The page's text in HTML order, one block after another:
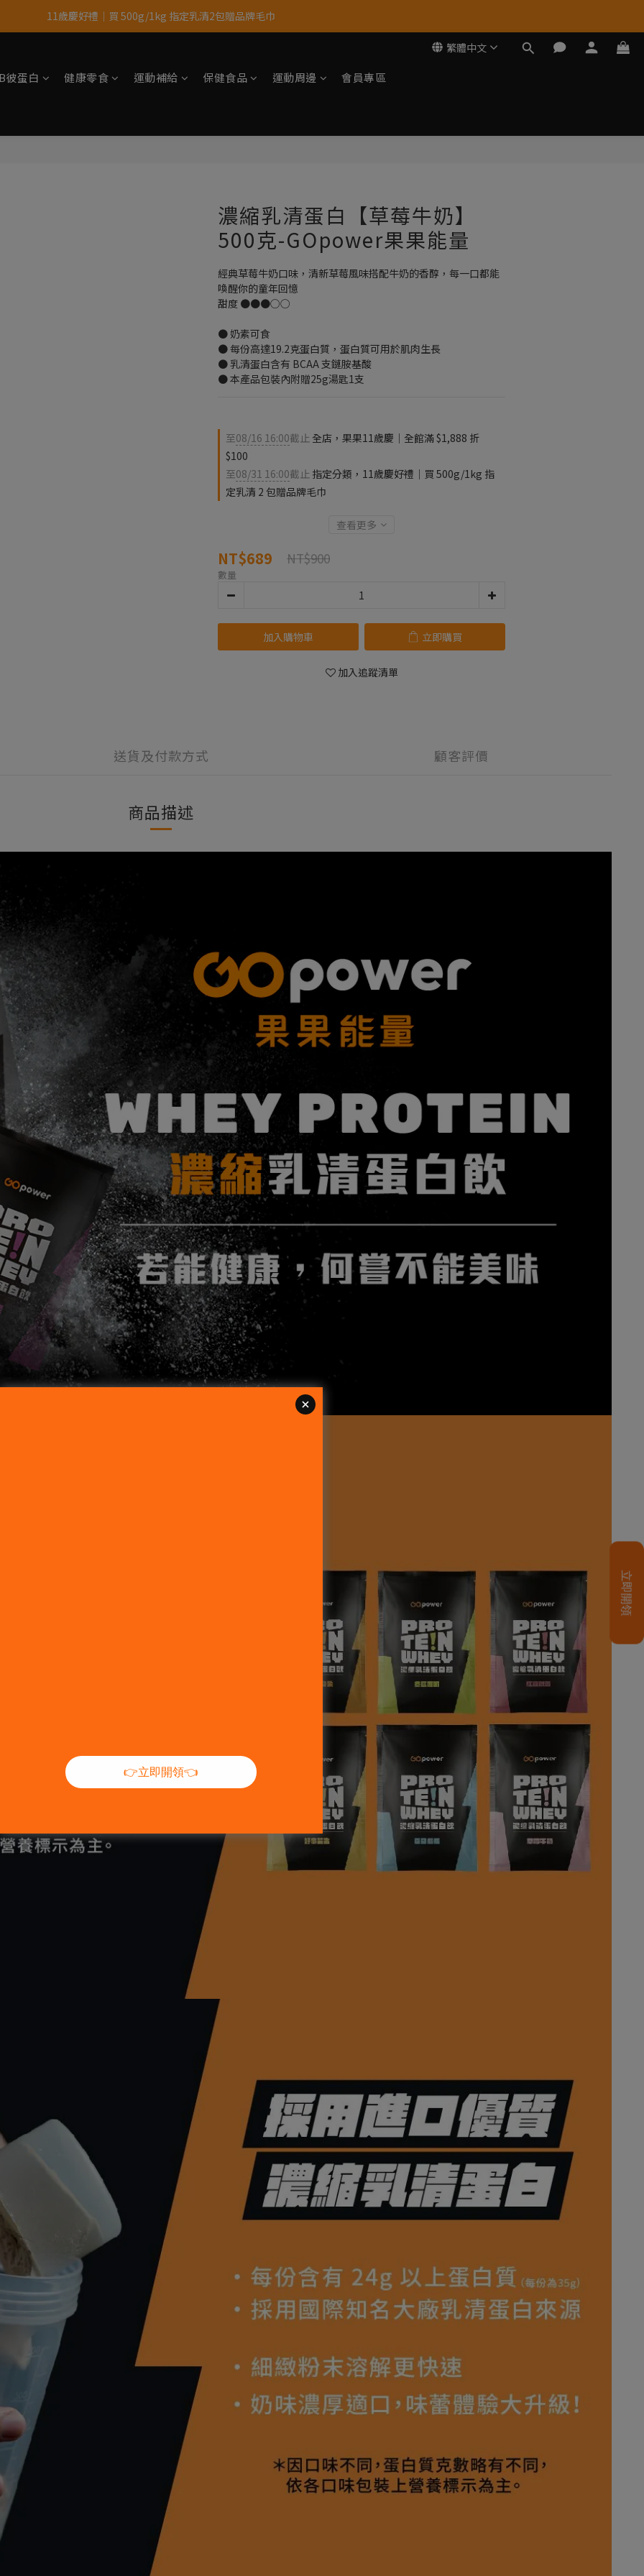
果果11歲慶｜App 下單享 5% 購物金回饋
11歲慶好禮｜買 500g/1kg 指定乳清2包贈品牌毛巾
繁體中文
蛋白 健康零食 運動補給 保健食品 運動周邊 會員專區
濃縮乳清蛋白【草莓牛奶】
500克-GOpower果果能量
經典草莓牛奶口味，清新草莓風味搭配牛奶的香醇，每一口都能
喚醒你的童年回憶
甜度 ●●●○○
● 奶素可食
● 每份高達19.2克蛋白質，蛋白質可用於肌肉生長
● 乳清蛋白含有 BCAA 支鏈胺基酸
● 本產品包裝內附贈25g湯匙1支
至08/16 16:00截止 全店，果果11歲慶｜全館滿 $1,888 折
$100
至08/31 16:00截止 指定分類，11歲慶好禮｜買 500g/1kg 指
定乳清 2 包贈品牌毛巾
查看更多
NT$689 NT$900
數量
加入購物車 立即購買
加入追蹤清單
送貨及付款方式 顧客評價
商品描述